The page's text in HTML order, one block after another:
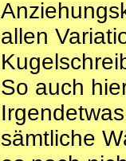
allen
So auch
sämtliche